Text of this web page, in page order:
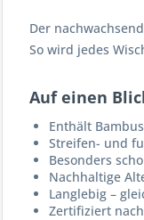
Der
So wird jedes
Auf einen
Enthält
Streifen- und
Besonders
Nachhaltige
Langlebig –
Zertifiziert nach